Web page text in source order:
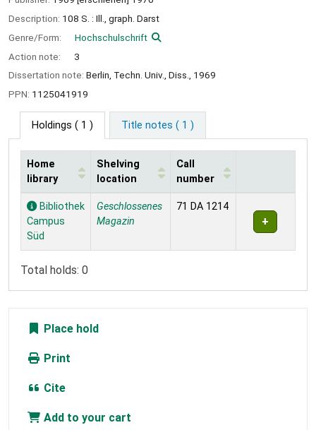
Description: 108 S. : Ill., graph. Darst
Genre/Form:
Hochschulschrift
Action note:
3
Dissertation note: Berlin, Techn. Univ., Diss., 1969
PPN: 1125041919
Holdings ( 1 ) Title notes ( 1 )
Holdings
Home
library
Shelving
location
Call
number
Bibliothek
Campus
Süd
Geschlossenes
Magazin
71 DA 1214
Total holds: 0
Place hold
Print
Cite
Add to your cart